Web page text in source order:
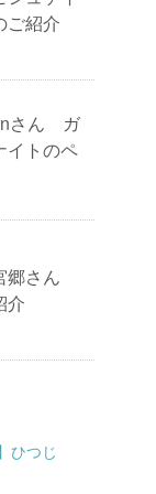
紹介
さん ガ
イトのペ
郷さん
介
ひつじ